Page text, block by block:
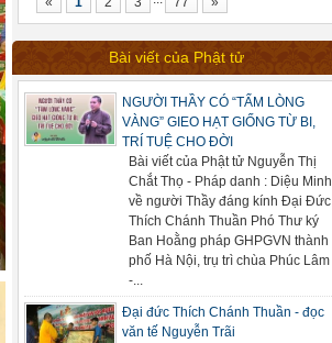
Bài viết của Phật tử
NGƯỜI THẦY CÓ “TẤM LÒNG
VÀNG” GIEO HẠT GIỐNG TỪ BI,
TRÍ TUỆ CHO ĐỜI
Bài viết của Phật tử Nguyễn Thị
Chắt Thọ - Pháp danh : Diệu Minh
về người Thầy đáng kính Đại Đức
Thích Chánh Thuần Phó Thư ký
Ban Hoằng pháp GHPGVN thành
phố Hà Nội, trụ trì chùa Phúc Lâm
-...
Đại đức Thích Chánh Thuần - đọc
văn tế Nguyễn Trãi